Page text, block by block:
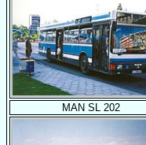
MAN SL 202